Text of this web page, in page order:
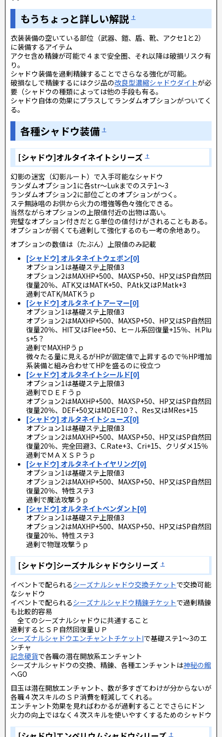
もうちょっと詳しい解説 †
衣装装備の空いている部位（武器、鎧、盾、靴、アクセ1と2）
に装備するアイテム
アクセ含め精錬が可能で４まで安全圏、それ以降は破損リスク有
り。
シャドウ装備を過剰精錬することでさらなる強化が可能。
破損なしで精錬するにはクジ品の改良型濃縮シャドウダイトが必
要（シャドウの種類によっては他の手段も有る。
シャドウ自体の効果にプラスしてランダムオプションがついてく
る。
各種シャドウ装備 †
[シャドウ]オルタイネイトシリーズ †
幻影の迷宮（幻影ルート）で入手可能なシャドウ
ランダムオプション1に各str～Lukまでのステ1～3
ランダムオプション2に部位ごとのオプションがつく。
ステ無詠唱のお供から火力の増強等色々強化できる。
当然ながらオプションの上限値付近の出物は高い。
完璧なオプション付きだとＧ単位の値付けがされることもある。
オプションが弱くても過剰して強化するのも一考の余地あり。
オプションの数値は（たぶん）上限値のみ記載
[シャドウ] オルタネイトウェポン[0]
オプション1は基礎ステ上限値3
オプション2はMAXHP+500、MAXSP+50、HP又はSP自然回
復量20％、ATK又はMATK+50、P.Atk又はP.Matk+3
過剰でATK/MATKうｐ
[シャドウ] オルタネイトアーマー[0]
オプション1は基礎ステ上限値3
オプション2はMAXHP+500、MAXSP+50、HP又はSP自然回
復量20％、HIT又はFlee+50、ヒール系回復量+15％、H.Plu
s+5？
過剰でMAXHPうｐ
微々たる量に見えるがHPが固定値で上昇するので％HP増加
系装備と組み合わせてHPを盛るのに役立つ
[シャドウ] オルタネイトシールド[0]
オプション1は基礎ステ上限値3
過剰でＤＥＦうｐ
オプション2はMAXHP+500、MAXSP+50、HP又はSP自然回
復量20％、DEF+50又はMDEF10？、Res又はMRes+15
[シャドウ] オルタネイトシューズ[0]
オプション1は基礎ステ上限値3
オプション2はMAXHP+500、MAXSP+50、HP又はSP自然回
復量20％、完全回避3、C.Rate+3、Cri+15、クリダメ15％
過剰でＭＡＸＳＰうｐ
[シャドウ] オルタネイトイヤリング[0]
オプション1は基礎ステ上限値3
オプション2はMAXHP+500、MAXSP+50、HP又はSP自然回
復量20％、特性ステ3
過剰で魔法攻撃うｐ
[シャドウ] オルタネイトペンダント[0]
オプション1は基礎ステ上限値3
オプション2はMAXHP+500、MAXSP+50、HP又はSP自然回
復量20％、特性ステ3
過剰で物理攻撃うｐ
[シャドウ]シーズナルシャドウシリーズ †
イベントで配られるシーズナルシャドウ交換チケットで交換可能
なシャドウ
イベントで配られるシーズナルシャドウ精錬チケットで過剰精錬
も比較的容易
全てのシーズナルシャドウに共通すること
過剰するとＳＰ自然回復量ＵＰ
シーズナルシャドウエンチャントチケットIで基礎ステ1～3のエ
ンチャ
記念硬貨で各職の潜在開放系エンチャント
シーズナルシャドウの交換、精錬、各種エンチャントは神秘の館
へGO
目玉は潜在開放エンチャント、数が多すぎてわけが分からないが
各職４次スキルのＳＰ消費を軽減してくれる。
エンチャント効果を見ればわかるが過剰することでさらにドン
火力の向上ではなく４次スキルを使いやすくするためのシャドウ
†